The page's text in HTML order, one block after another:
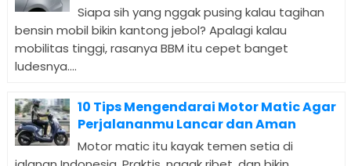
Siapa sih yang nggak pusing kalau tagihan
bensin mobil bikin kantong jebol? Apalagi kalau
mobilitas tinggi, rasanya BBM itu cepet banget
ludesnya....
10 Tips Mengendarai Motor Matic Agar
Perjalananmu Lancar dan Aman
Motor matic itu kayak temen setia di